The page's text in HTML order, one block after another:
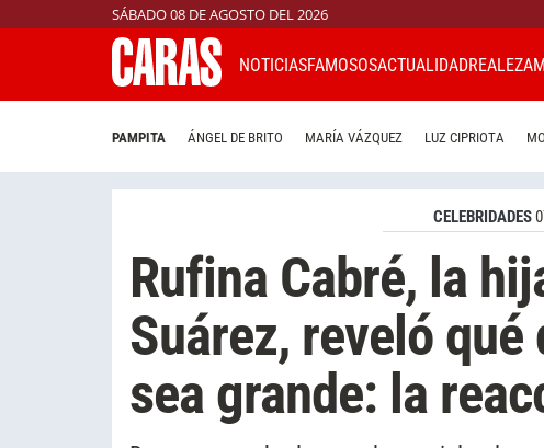
SÁBADO 08 DE AGOSTO DEL 2026
NOTICIASFAMOSOSACTUALIDADREALEZA
PAMPITA ÁNGEL DE BRITO MARÍA VÁZQUEZ LUZ CIPRIOTA
CELEBRIDADES
Rufina Cabré, la
Suárez, reveló
sea grande: la